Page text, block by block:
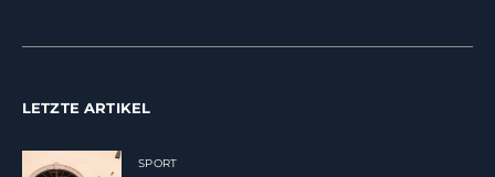
LETZTE ARTIKEL
SPORT